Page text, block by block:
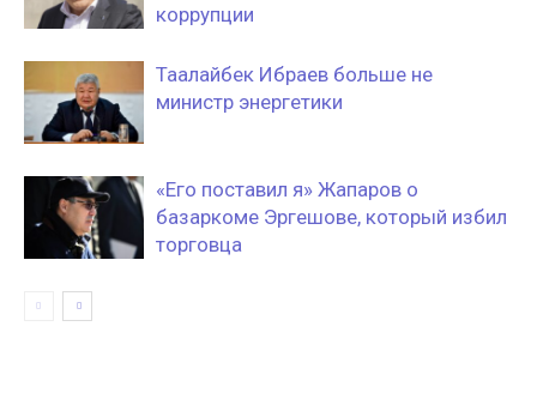
коррупции
Таалайбек Ибраев больше не
министр энергетики
«Его поставил я» Жапаров о
базаркоме Эргешове, который избил
торговца